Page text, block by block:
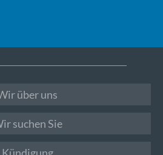
über uns
suchen Sie